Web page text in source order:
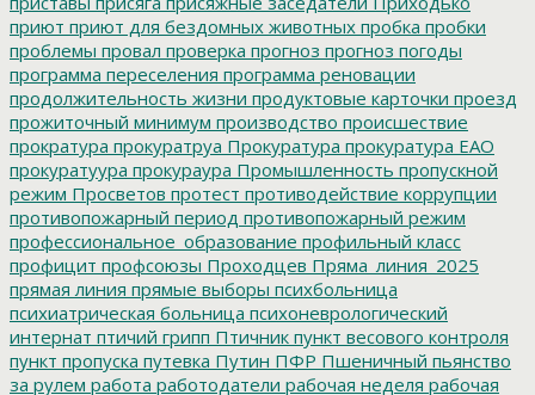
приют приют для бездомных животных пробка пробки
проблемы провал проверка прогноз прогноз погоды
программа переселения программа реновации
продолжительность жизни продуктовые карточки проезд
прожиточный минимум производство происшествие
прократура прокуратруа Прокуратура прокуратура ЕАО
прокуратуура прокураура Промышленность пропускной
режим Просветов протест противодействие коррупции
противопожарный период противопожарный режим
профессиональное_образование профильный класс
профицит профсоюзы Проходцев Пряма_линия_2025
прямая линия прямые выборы психбольница
психиатрическая больница психоневрологический
интернат птичий грипп Птичник пункт весового контроля
пункт пропуска путевка Путин ПФР Пшеничный пьянство
за рулем работа работодатели рабочая неделя рабочая